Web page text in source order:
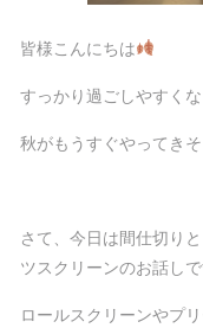
皆様こんにちは
すっかり過ごしやすく
秋がもうすぐやってき
さて、今日は間仕切り
ツスクリーンのお話しで
ロールスクリーンやプ